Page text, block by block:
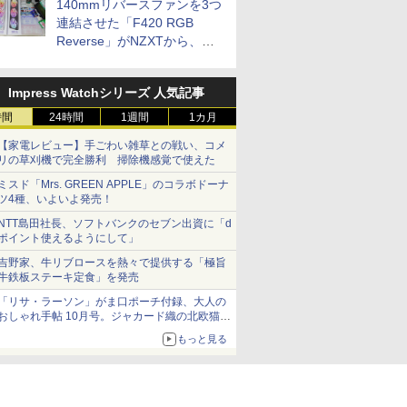
140mmリバースファンを3つ
連結させた「F420 RGB
Reverse」がNZXTから、単
Impress Watchシリーズ 人気記事
24時間 1週間 1カ月
家電レビュー】手ごわい雑草との戦い、コメ
の草刈機で完全勝利 掃除機感覚で使えた
スド「Mrs. GREEN APPLE」のコラボドーナ
4種、いよいよ発売！
島田社長、ソフトバンクのセブン出資に「d
イント使えるようにして」
野家、牛リブロースを熱々で提供する「極旨
鉄板ステーキ定食」を発売
リサ・ラーソン」がま口ポーチ付録、大人の
しゃれ手帖 10月号。ジャカード織の北欧猫デ
もっと見る